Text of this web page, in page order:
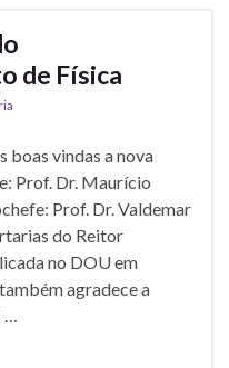
de Física
boas vindas a nova
Prof. Dr. Maurício
Prof. Dr. Valdemar
do Reitor
no DOU em
agradece a